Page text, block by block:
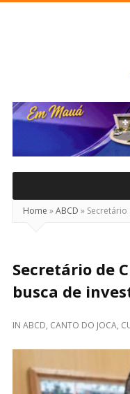
Real
Home »ABCD »
Secretário de
busca de
IN ABCD, CANTO DO JOCA,